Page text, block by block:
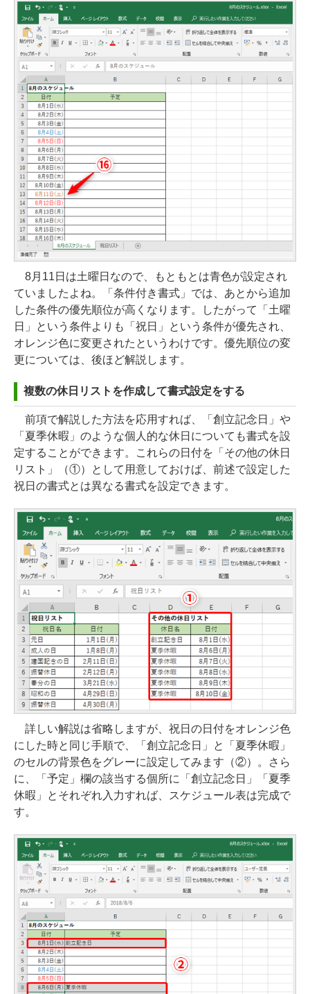
8月11日は土曜日なので、もともとは青色が設定され
ていましたよね。「条件付き書式」では、あとから追加
した条件の優先順位が高くなります。したがって「土曜
日」という条件よりも「祝日」という条件が優先され、
オレンジ色に変更されたというわけです。優先順位の変
更については、後ほど解説します。
複数の休日リストを作成して書式設定をする
前項で解説した方法を応用すれば、「創立記念日」や
「夏季休暇」のような個人的な休日についても書式を設
定することができます。これらの日付を「その他の休日
リスト」（①）として用意しておけば、前述で設定した
祝日の書式とは異なる書式を設定できます。
詳しい解説は省略しますが、祝日の日付をオレンジ色
にした時と同じ手順で、「創立記念日」と「夏季休暇」
のセルの背景色をグレーに設定してみます（②）。さら
に、「予定」欄の該当する個所に「創立記念日」「夏季
休暇」とそれぞれ入力すれば、スケジュール表は完成で
す。